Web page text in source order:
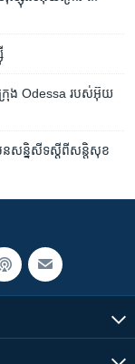
ក្រុង Odessa របស់​អ៊ុយ
មុន​សន្និសីទ​​ស្តីពី​សន្តិសុខ